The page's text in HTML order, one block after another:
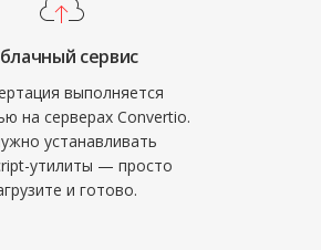
сервис
выполняется
на серверах Convertio.
устанавливать
утилиты — просто
и готово.